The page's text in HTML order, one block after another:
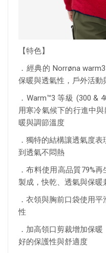
【特色】
．經典的 Norrøna
保暖與透氣性，戶外活動
．Warm™3 等級 (300 &
用寒冷氣候下的行進中
暖與調節溫度
．獨特的結構讓透氣度
到透氣不悶熱
．布料使用高品質79%
製成，快乾、透氣與保暖
．衣領與胸前口袋使用
性
．加高領口剪裁增加保
好的保護性與舒適度